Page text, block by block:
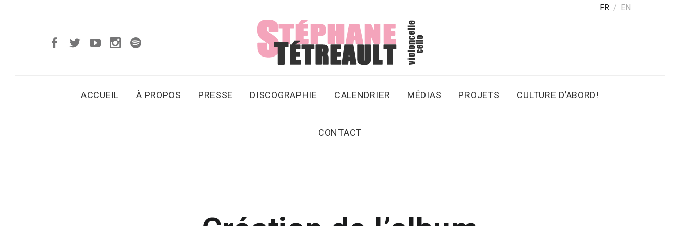
FR EN
ACCUEIL À PROPOS PRESSE DISCOGRAPHIE CALENDRIER MÉDIAS PROJETS CULTURE D’ABORD!
CONTACT